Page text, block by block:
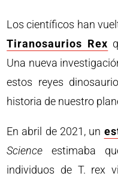
Los científicos han
Tiranosaurios Rex
Una nueva
estos reyes
historia de nuestro
En abril de 2021, un
Science estimaba
individuos de T. rex